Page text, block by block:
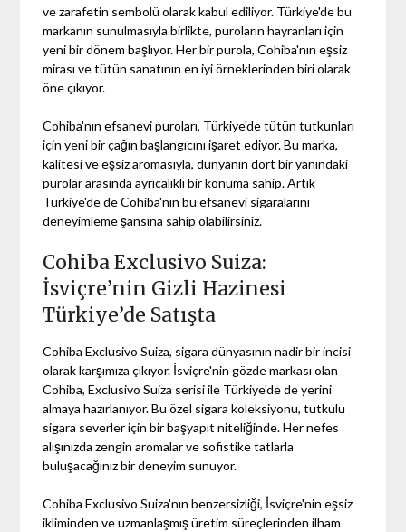
ve zarafetin sembolü olarak kabul ediliyor. Türkiye'de bu
markanın sunulmasıyla birlikte, puroların hayranları için
yeni bir dönem başlıyor. Her bir purola, Cohiba'nın eşsiz
mirası ve tütün sanatının en iyi örneklerinden biri olarak
öne çıkıyor.
Cohiba'nın efsanevi puroları, Türkiye'de tütün tutkunları
için yeni bir çağın başlangıcını işaret ediyor. Bu marka,
kalitesi ve eşsiz aromasıyla, dünyanın dört bir yanındaki
purolar arasında ayrıcalıklı bir konuma sahip. Artık
Türkiye'de de Cohiba'nın bu efsanevi sigaralarını
deneyimleme şansına sahip olabilirsiniz.
Cohiba Exclusivo Suiza:
İsviçre’nin Gizli Hazinesi
Türkiye’de Satışta
Cohiba Exclusivo Suiza, sigara dünyasının nadir bir incisi
olarak karşımıza çıkıyor. İsviçre'nin gözde markası olan
Cohiba, Exclusivo Suiza serisi ile Türkiye'de de yerini
almaya hazırlanıyor. Bu özel sigara koleksiyonu, tutkulu
sigara severler için bir başyapıt niteliğinde. Her nefes
alışınızda zengin aromalar ve sofistike tatlarla
buluşacağınız bir deneyim sunuyor.
Cohiba Exclusivo Suiza'nın benzersizliği, İsviçre'nin eşsiz
ikliminden ve uzmanlaşmış üretim süreçlerinden ilham